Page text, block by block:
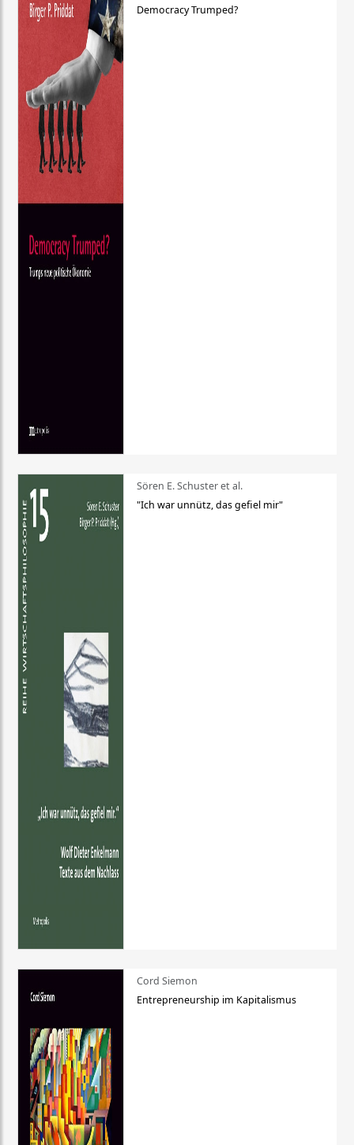
Democracy Trumped?
Sören E. Schuster et al.
"Ich war unnütz, das gefiel mir"
Cord Siemon
Entrepreneurship im Kapitalismus